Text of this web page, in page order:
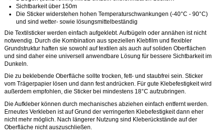
Sichtbarkeit über 150m
Die Sticker widerstehen hohen Temperaturschwankungen (-40°C - 90°C)
und sind wetter- sowie lösungsmittelbeständig
Die Textilsticker werden einfach aufgeklebt. Aufbügeln oder annähen ist nicht
notwendig. Durch die Kombination aus speziellen Klebfilm und flexibler
Grundstruktur haften sie sowohl auf textilen als auch auf soliden Oberflächen
und sind daher eine universell anwendbare Lösung für bessere Sichtbarkeit im
Dunkeln.
Die zu beklebende Oberfläche sollte trocken, fett- und staubfrei sein. Sticker
vom Trägerpapier lösen und dann fest andrücken. Für gute Klebefestigkeit wird
außerdem empfohlen, die Sticker bei mindestens 18°C aufzubringen.
Die Aufkleber können durch mechanisches abziehen einfach entfernt werden.
Erneutes Verkleben ist auf Grund der verringerten Klebefestigkeit dann eher
nicht mehr möglich. Nach längerer Nutzung sind Kleberückstände auf der
Oberfläche nicht auszuschließen.